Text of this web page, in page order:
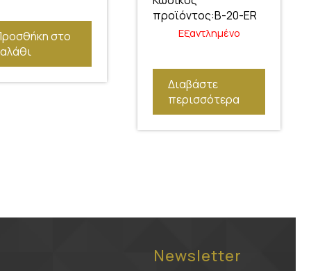
στο
προϊόντος:B-20-ER
Εξαντλημένο
Διαβάστε
περισσότερα
Newsletter